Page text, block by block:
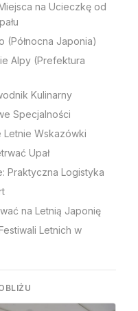
na Ucieczkę od
(Północna Japonia)
Alpy (Prefektura
Kulinarny
Specjalności
Letnie Wskazówki
Upał
Praktyczna Logistyka
na Letnią Japonię
Letnich w